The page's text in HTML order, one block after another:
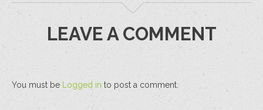
LEAVE A COMMENT
You must be Logged in to post a comment.